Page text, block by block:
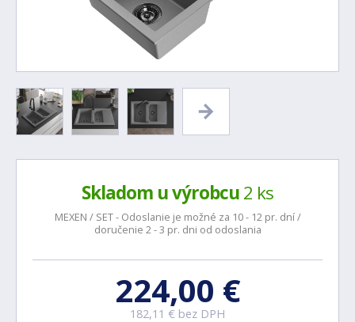
Skladom u výrobcu2 ks
MEXEN / SET - Odoslanie je možné za 10 - 12 pr. dní /
doručenie 2 - 3 pr. dni od odoslania
224,00 €
182,11 € bez DPH